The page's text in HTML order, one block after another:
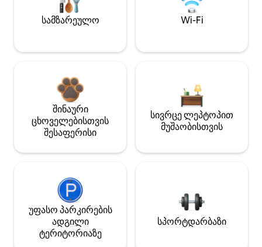
სამზარეულო Wi-Fi
შინაური
ცხოველებისთვის
შესაფერისი
სივრცე ლეპტოპით
მუშაობისთვის
უფასო პარკირების
ადგილი
ტერიტორიაზე
სპორტდარბაზი